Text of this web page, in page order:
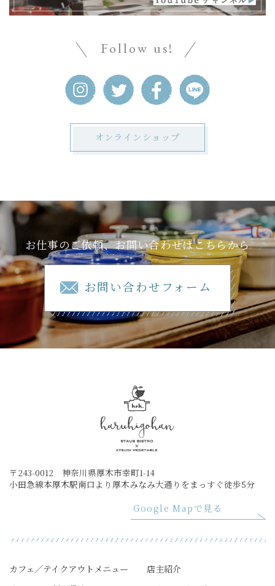
Follow us!
オンラインショップ
お仕事のご依頼、お問い合わせはこちらから
お問い合わせフォーム
〒243-0012 神奈川県厚木市幸町1-14
小田急線本厚木駅南口より厚木みなみ大通りをまっすぐ徒歩5分
Google Mapで見る
カフェ／テイクアウトメニュー
店主紹介